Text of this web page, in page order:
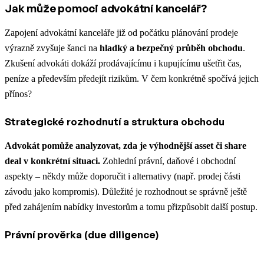
Jak může pomoci advokátní kancelář?
Zapojení advokátní kanceláře již od počátku plánování prodeje
výrazně zvyšuje šanci na hladký a bezpečný průběh obchodu.
Zkušení advokáti dokáží prodávajícímu i kupujícímu ušetřit čas,
peníze a především předejít rizikům. V čem konkrétně spočívá jejich
přínos?
Strategické rozhodnutí a struktura obchodu
Advokát pomůže analyzovat, zda je výhodnější asset či share
deal v konkrétní situaci. Zohlední právní, daňové i obchodní
aspekty – někdy může doporučit i alternativy (např. prodej části
závodu jako kompromis). Důležité je rozhodnout se správně ještě
před zahájením nabídky investorům a tomu přizpůsobit další postup.
Právní prověrka (due diligence)